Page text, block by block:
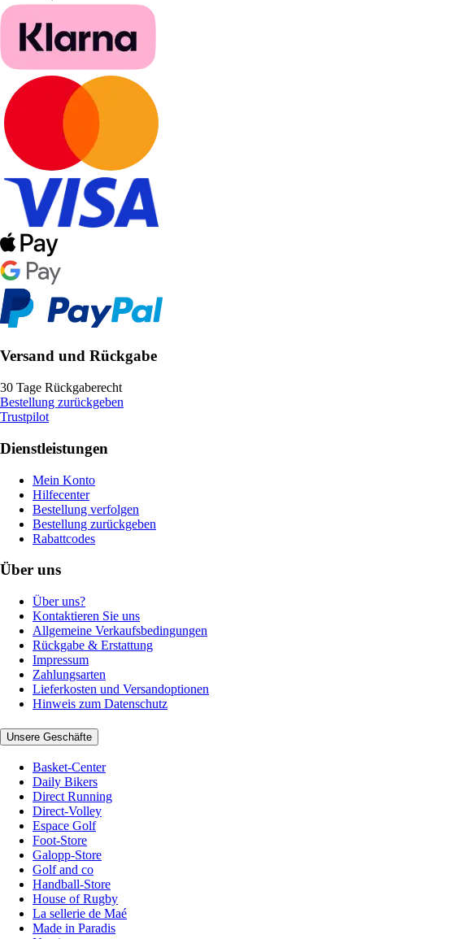
Versand und Rückgabe
30 Tage Rückgaberecht
Bestellung zurückgeben
Trustpilot
Dienstleistungen
Mein Konto
Hilfecenter
Bestellung verfolgen
Bestellung zurückgeben
Rabattcodes
Über uns
Über uns?
Kontaktieren Sie uns
Allgemeine Verkaufsbedingungen
Rückgabe & Erstattung
Impressum
Zahlungsarten
Lieferkosten und Versandoptionen
Hinweis zum Datenschutz
Unsere Geschäfte
Basket-Center
Daily Bikers
Direct Running
Direct-Volley
Espace Golf
Foot-Store
Galopp-Store
Golf and co
Handball-Store
House of Rugby
La sellerie de Maé
Made in Paradis